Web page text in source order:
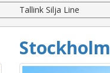
Tallink Silja Line
Stockholm